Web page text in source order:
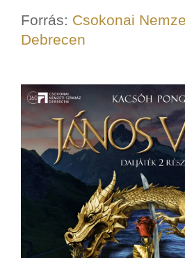
Forrás: Csokonai
Debrecen